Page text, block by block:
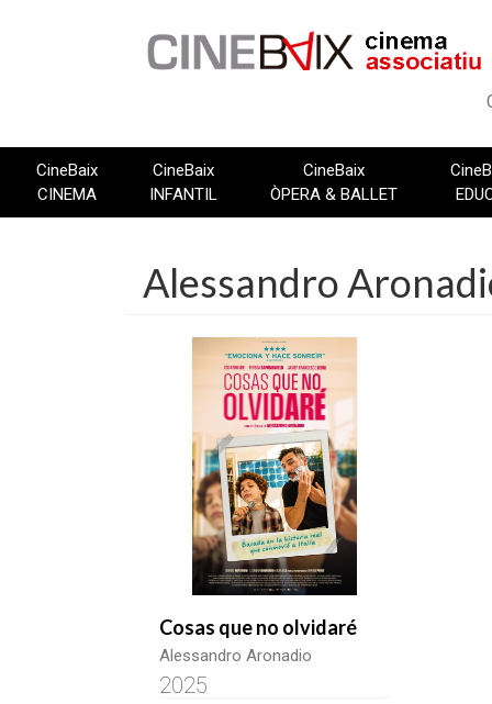
CineBaix
CINEMA
CineBaix
INFANTIL
CineBaix
ÒPERA & BALLET
Alessandro
Cosas que no olvidaré
Alessandro Aronadio
2025